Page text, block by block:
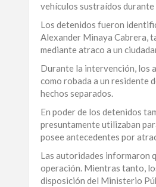
ALTAGRACIA
PUERTO
PLATA
CONTÁCTENOS
vehículos sustraídos
Los detenidos fueron
Alexander Minaya Cabrera,
mediante atraco a un
Durante la intervención, los
como robada a un residente
hechos separados.
En poder de los detenidos
presuntamente utilizaban
posee antecedentes por
Las autoridades informaron
operación. Mientras tanto,
disposición del Ministerio